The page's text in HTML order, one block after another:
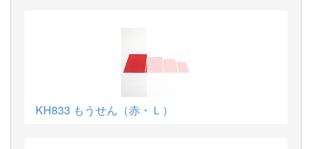
KH833 もうせん（赤・Ｌ）